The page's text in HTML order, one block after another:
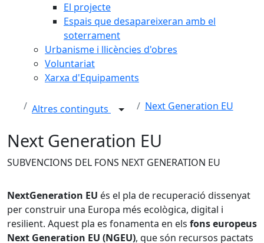
El projecte
Espais que desapareixeran amb el
soterrament
Urbanisme i llicències d'obres
Voluntariat
Xarxa d'Equipaments
Altres continguts Next Generation EU
Next Generation EU
SUBVENCIONS DEL FONS NEXT GENERATION EU
NextGeneration EU és el pla de recuperació dissenyat
per construir una Europa més ecològica, digital i
resilient. Aquest pla es fonamenta en els fons europeus
Next Generation EU (NGEU), que són recursos pactats